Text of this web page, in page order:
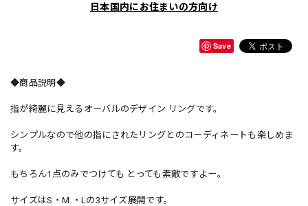
日本国内にお住まいの方向け
Save
◆商品説明◆
指が綺麗に見えるオーバルのデザイン リングです。
シンプルなので他の指にされたリングとのコーディネートも楽しめま
す。
もちろん1点のみでつけても とっても素敵ですよー。
サイズはS・M ・Lの3サイズ展開です。